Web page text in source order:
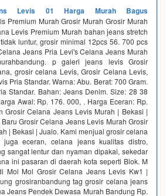
Levis 01 Harga Murah Bagus
Premium Murah Grosir Murah Grosir Murah
Levis Premium Murah bahan jeans stretch
luntur, grosir minimal 12pcs 56. 700 pcs
Jeans Pria Levi's Celana Jeans Murah
p galeri jeans levis Grosir
grosir celana Levis, Grosir Celana Levis,
Pria Standar. Warna: Abu. Berat: 700 Gram.
Standar. Bahan: Jeans Denim. Size: 28 38
Awal: Rp. 176. 000, . Harga Eceran: Rp.
Grosir Celana Jeans Levis Murah | Bekasi |
Grosir Celana Jeans Levis Murah Grosir
| Bekasi | Jualo. Kami menjual grosir celana
eceran, celana jeans kualitas distro,
sangat lentur dan nyaman dipakai, sekedar
ini pasaran di daerah kota seperti Blok. M
Mol Mol Grosir Celana Jeans Levis Kw1 |
grosiranbandung tag grosir celana jeans
Jeans Pendek Dewasa Murah Bandung Rp.